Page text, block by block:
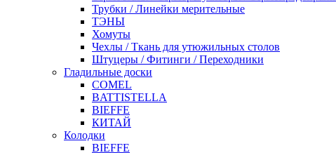
Трубки / Линейки мерительные
ТЭНЫ
Хомуты
Чехлы / Ткань для утюжильных столов
Штуцеры / Фитинги / Переходники
Гладильные доски
COMEL
BATTISTELLA
BIEFFE
КИТАЙ
Колодки
BIEFFE